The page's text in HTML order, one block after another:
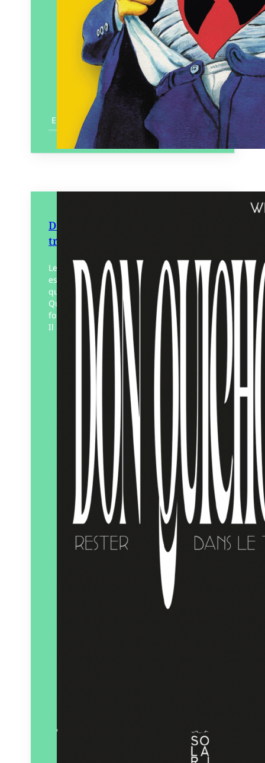
En savoir plus
Don Quichotte, rester dans le
trouble
Lecteur des pensées anarchistes,
espagnoles, russes et françaises, en
quête de joie, de paix-liberté, Don
Quichotte cherchait l’aventure et s’en
foutait complètement d’y laisser sa peau.
Il était…
Éditeur :
Solarium
01/01/2026